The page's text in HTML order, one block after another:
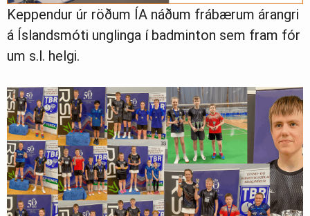
Keppendur úr röðum ÍA náðum frábærum árangri
á Íslandsmóti unglinga í badminton sem fram fór
um s.l. helgi.